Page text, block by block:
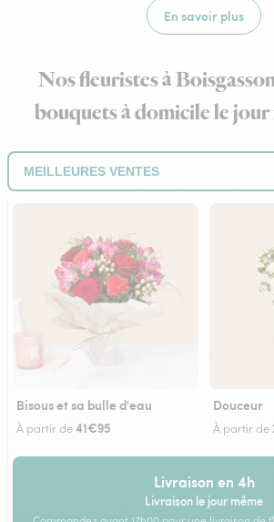
En savoir plus
Nos fleuristes à
bouquets à domicile le
Bisous et sa bulle d'eau
À partir de41€95
Douceur
À partir de
Livraison en 4h
Livraison le jour même